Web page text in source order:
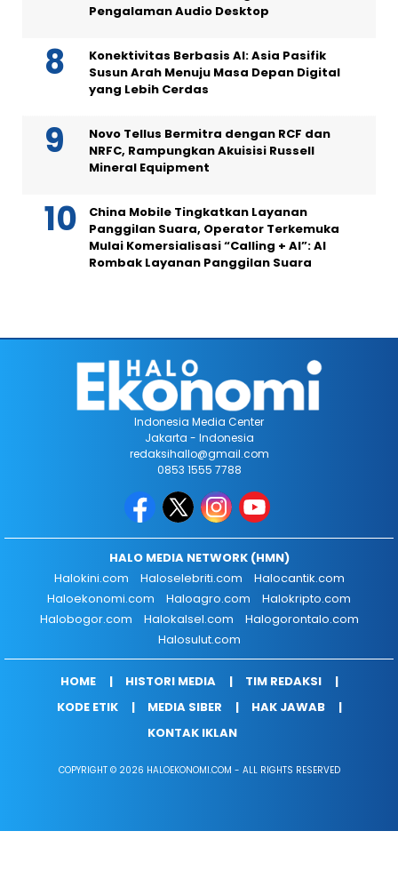
Pengalaman Audio Desktop
Konektivitas Berbasis AI: Asia Pasifik
Susun Arah Menuju Masa Depan Digital
yang Lebih Cerdas
Novo Tellus Bermitra dengan RCF dan
NRFC, Rampungkan Akuisisi Russell
Mineral Equipment
China Mobile Tingkatkan Layanan
Panggilan Suara, Operator Terkemuka
Mulai Komersialisasi “Calling + AI”: AI
Rombak Layanan Panggilan Suara
Indonesia Media Center
Jakarta - Indonesia
redaksihallo@gmail.com
0853 1555 7788
HALO MEDIA NETWORK (HMN)
Halokini.com
Haloselebriti.com
Halocantik.com
Haloekonomi.com
Haloagro.com
Halokripto.com
Halobogor.com
Halokalsel.com
Halogorontalo.com
Halosulut.com
HOME HISTORI MEDIA
TIM REDAKSI
KODE ETIK
MEDIA SIBER
HAK JAWAB
KONTAK IKLAN
COPYRIGHT © 2026 HALOEKONOMI.COM - ALL RIGHTS RESERVED